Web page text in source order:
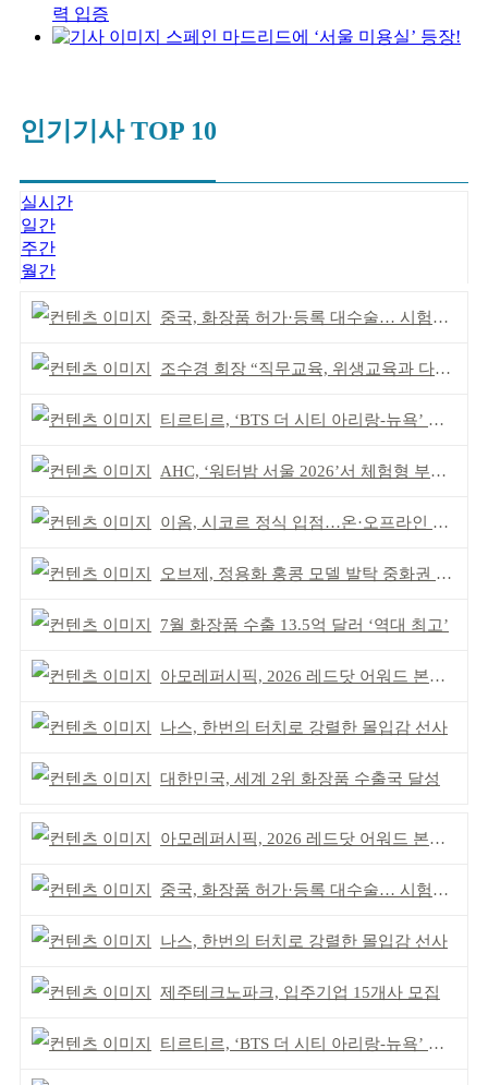
력 입증
스페인 마드리드에 ‘서울 미용실’ 등장!
인기기사 TOP 10
실시간
일간
주간
월간
중국, 화장품 허가·등록 대수술… 시험자료 공용 허용
조수경 회장 “직무교육, 위생교육과 다르다”
티르티르, ‘BTS 더 시티 아리랑-뉴욕’ 참여
AHC, ‘워터밤 서울 2026’서 체험형 부스 운영
이옴, 시코르 정식 입점…온·오프라인 유통망 확대
오브제, 정용화 홍콩 모델 발탁 중화권 공략 강화
7월 화장품 수출 13.5억 달러 ‘역대 최고’
아모레퍼시픽, 2026 레드닷 어워드 본상 2개 수상
나스, 한번의 터치로 강렬한 몰입감 선사
대한민국, 세계 2위 화장품 수출국 달성
아모레퍼시픽, 2026 레드닷 어워드 본상 2개 수상
중국, 화장품 허가·등록 대수술… 시험자료 공용 허용
나스, 한번의 터치로 강렬한 몰입감 선사
제주테크노파크, 입주기업 15개사 모집
티르티르, ‘BTS 더 시티 아리랑-뉴욕’ 참여